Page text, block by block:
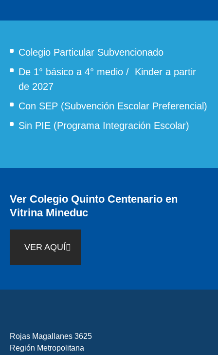
Colegio Particular Subvencionado
De 1° básico a 4° medio / Kinder a partir
de 2027
Con SEP (Subvención Escolar Preferencial)
Sin PIE (Programa Integración Escolar)
Ver Colegio Quinto Centenario en
Vitrina Mineduc
VER AQUÍ
Rojas Magallanes 3625
Región Metropolitana